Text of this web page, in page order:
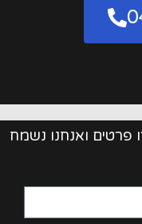
פרטים ואנחנו נשמח